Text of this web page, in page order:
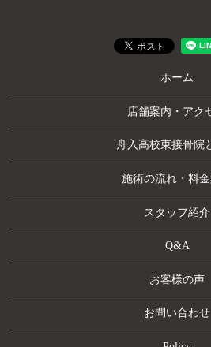
ホーム
店舗案内・アク
舟入高校東接骨院
施術の流れ・料
スタッフ紹介
Q&A
お客様の声
お問い合わせ